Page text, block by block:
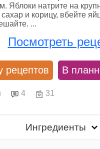
Яблоки натрите на
сахар и корицу, вбейте
...
Посмотреть
рецептов В
4 31
Ингредиенты